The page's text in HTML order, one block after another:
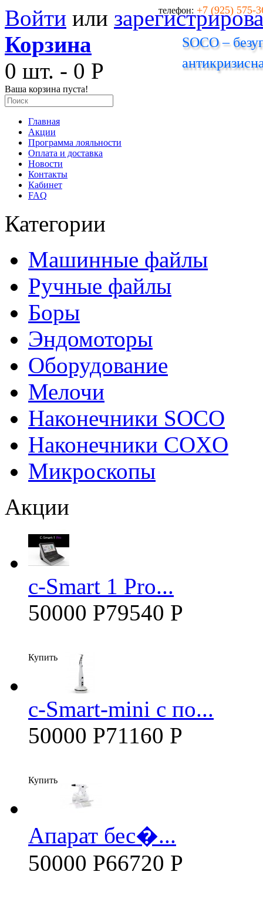
телефон: +7 (925) 575-
Войти или
SOCO –
Корзина
0 шт. - 0 Р
Ваша корзина пуста!
Главная
Акции
Программа лояльности
Оплата и доставка
Новости
Контакты
Кабинет
FAQ
Категории
Машинные файлы
Ручные файлы
Боры
Эндомоторы
Оборудование
Мелочи
Наконечники SOCO
Наконечники COXO
Микроскопы
Акции
c-Smart 1 Pro...
50000 Р79540 Р
Купить
c-Smart-mini с по...
50000 Р71160 Р
Купить
Апарат бес�...
50000 Р66720 Р